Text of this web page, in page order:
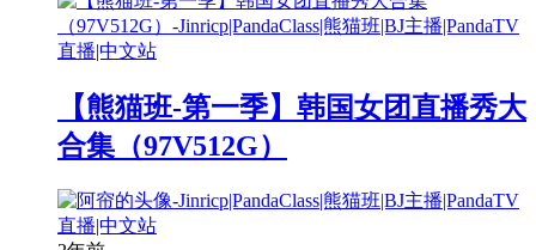
【熊猫班-第一季】韩国女团直播秀大
合集（97V512G）